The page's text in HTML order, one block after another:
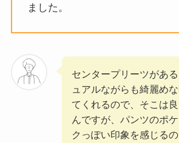
ました。
センタープリーツがあ
ュアルながらも綺麗め
てくれるので、そこは
んですが、パンツのポ
クっぽい印象を感じる